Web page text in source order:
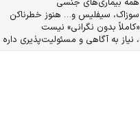
بدون نگرانی» نیست
به آگاهی و مسئولیت‌پذیری داره